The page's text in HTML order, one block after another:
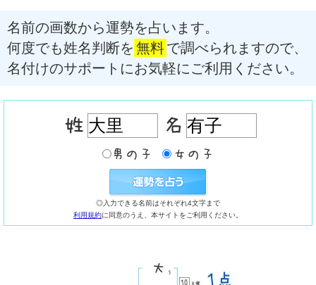
名前の画数から運勢を占います。
何度でも姓名判断を 無料で調べられますので、
名付けのサポートにお気軽にご利用ください。
◎入力できる名前はそれぞれ4文字まで
利用規約に同意のうえ、本サイトをご利用ください。